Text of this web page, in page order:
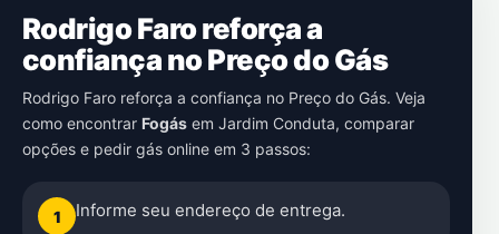
Rodrigo Faro reforça a
confiança no Preço do Gás
Rodrigo Faro reforça a confiança no Preço do Gás. Veja
como encontrar Fogás em Jardim Conduta, comparar
opções e pedir gás online em 3 passos:
1 Informe seu endereço de entrega.